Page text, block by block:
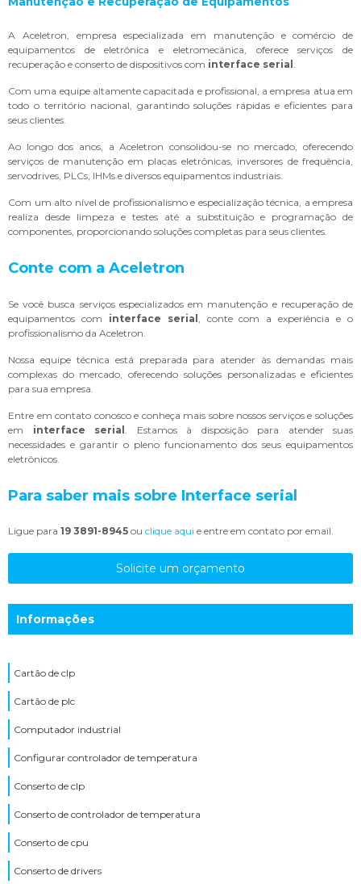
A Aceletron, empresa especializada em manutenção e comércio de
equipamentos de eletrônica e eletromecânica, oferece serviços de
recuperação e conserto de dispositivos com interface serial .
Com uma equipe altamente capacitada e profissional, a empresa atua em
todo o território nacional, garantindo soluções rápidas e eficientes para
seus clientes.
Ao longo dos anos, a Aceletron consolidou-se no mercado, oferecendo
serviços de manutenção em placas eletrônicas, inversores de frequência,
servodrives, PLCs, IHMs e diversos equipamentos industriais.
Com um alto nível de profissionalismo e especialização técnica, a empresa
realiza desde limpeza e testes até a substituição e programação de
componentes, proporcionando soluções completas para seus clientes.
Conte com a Aceletron
Se você busca serviços especializados em manutenção e recuperação de
equipamentos com interface serial , conte com a experiência e o
profissionalismo da Aceletron.
Nossa equipe técnica está preparada para atender às demandas mais
complexas do mercado, oferecendo soluções personalizadas e eficientes
para sua empresa.
Entre em contato conosco e conheça mais sobre nossos serviços e soluções
em interface serial . Estamos à disposição para atender suas
necessidades e garantir o pleno funcionamento dos seus equipamentos
eletrônicos.
Para saber mais sobre Interface serial
Ligue para 19 3891-8945 ou clique aqui e entre em contato por email.
Solicite um orçamento
Informações
Cartão de clp
Cartão de plc
Computador industrial
Configurar controlador de temperatura
Conserto de clp
Conserto de controlador de temperatura
Conserto de cpu
Conserto de drivers